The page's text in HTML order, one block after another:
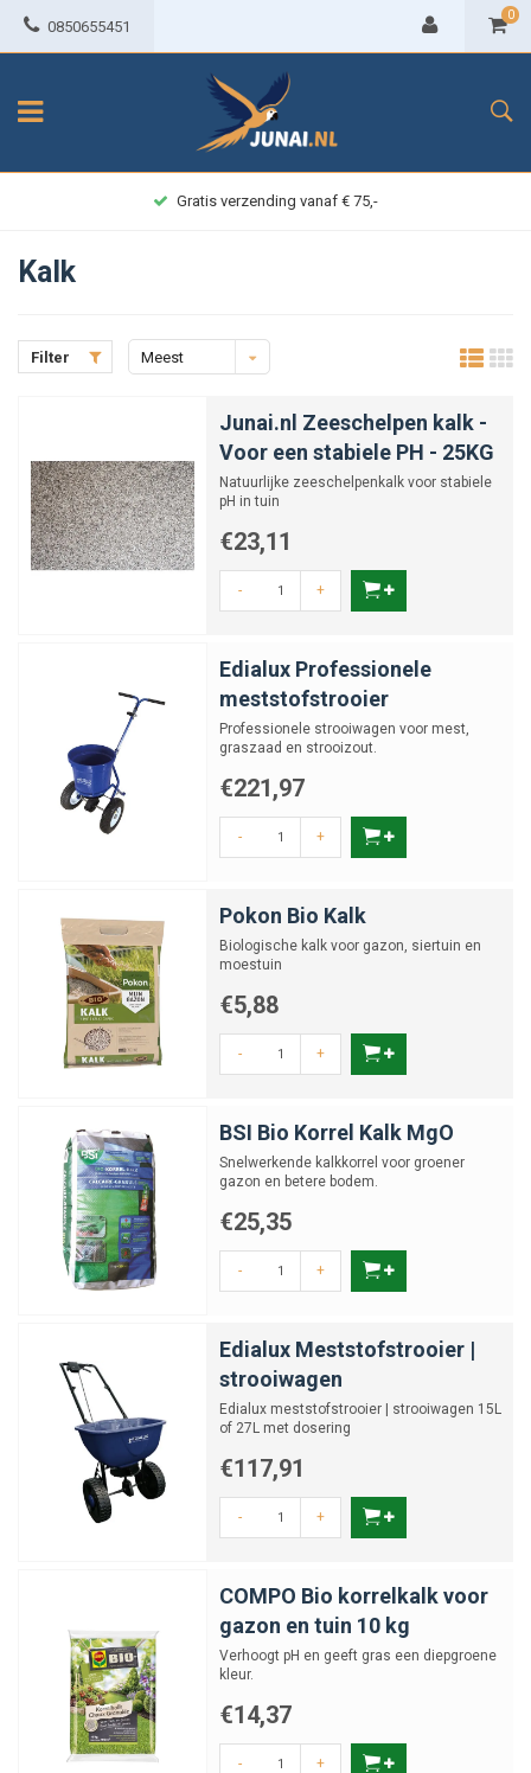
0850655451
0
Gratis verzending vanaf € 75,-
Kalk
Filter
Meest
Junai.nl Zeeschelpen kalk -
Voor een stabiele PH - 25KG
Natuurlijke zeeschelpenkalk voor stabiele
pH in tuin
€23,11
- +
Edialux Professionele
meststofstrooier
Professionele strooiwagen voor mest,
graszaad en strooizout.
€221,97
- +
Pokon Bio Kalk
Biologische kalk voor gazon, siertuin en
moestuin
€5,88
- +
BSI Bio Korrel Kalk MgO
Snelwerkende kalkkorrel voor groener
gazon en betere bodem.
€25,35
- +
Edialux Meststofstrooier |
strooiwagen
Edialux meststofstrooier | strooiwagen 15L
of 27L met dosering
€117,91
- +
COMPO Bio korrelkalk voor
gazon en tuin 10 kg
Verhoogt pH en geeft gras een diepgroene
kleur.
€14,37
- +